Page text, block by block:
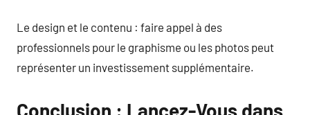
Le design et le contenu : faire appel à des
professionnels pour le graphisme ou les photos peut
représenter un investissement supplémentaire.
Conclusion : Lancez-Vous dans